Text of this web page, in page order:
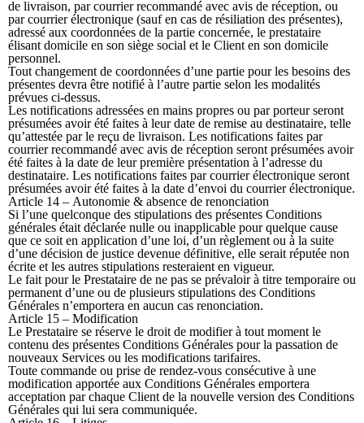
de livraison, par courrier recommandé avec avis de réception, ou
par courrier électronique (sauf en cas de résiliation des présentes),
adressé aux coordonnées de la partie concernée, le prestataire
élisant domicile en son siège social et le Client en son domicile
personnel.
Tout changement de coordonnées d’une partie pour les besoins des
présentes devra être notifié à l’autre partie selon les modalités
prévues ci-dessus.
Les notifications adressées en mains propres ou par porteur seront
présumées avoir été faites à leur date de remise au destinataire, telle
qu’attestée par le reçu de livraison. Les notifications faites par
courrier recommandé avec avis de réception seront présumées avoir
été faites à la date de leur première présentation à l’adresse du
destinataire. Les notifications faites par courrier électronique seront
présumées avoir été faites à la date d’envoi du courrier électronique.
Article 14 – Autonomie & absence de renonciation
Si l’une quelconque des stipulations des présentes Conditions
générales était déclarée nulle ou inapplicable pour quelque cause
que ce soit en application d’une loi, d’un règlement ou à la suite
d’une décision de justice devenue définitive, elle serait réputée non
écrite et les autres stipulations resteraient en vigueur.
Le fait pour le Prestataire de ne pas se prévaloir à titre temporaire ou
permanent d’une ou de plusieurs stipulations des Conditions
Générales n’emportera en aucun cas renonciation.
Article 15 – Modification
Le Prestataire se réserve le droit de modifier à tout moment le
contenu des présentes Conditions Générales pour la passation de
nouveaux Services ou les modifications tarifaires.
Toute commande ou prise de rendez-vous consécutive à une
modification apportée aux Conditions Générales emportera
acceptation par chaque Client de la nouvelle version des Conditions
Générales qui lui sera communiquée.